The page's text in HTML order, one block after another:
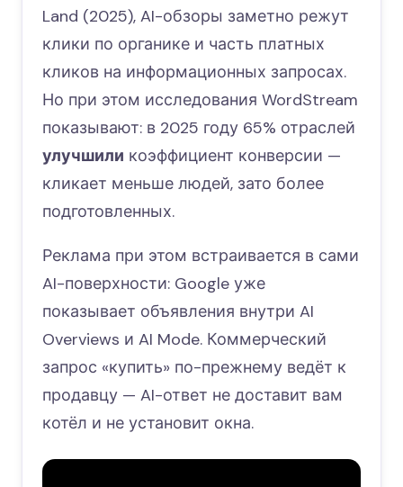
Land (2025), AI-обзоры заметно режут
клики по органике и часть платных
кликов на информационных запросах.
Но при этом исследования WordStream
показывают: в 2025 году 65% отраслей
улучшили коэффициент конверсии —
кликает меньше людей, зато более
подготовленных.
Реклама при этом встраивается в сами
AI-поверхности: Google уже
показывает объявления внутри AI
Overviews и AI Mode. Коммерческий
запрос «купить» по-прежнему ведёт к
продавцу — AI-ответ не доставит вам
котёл и не установит окна.